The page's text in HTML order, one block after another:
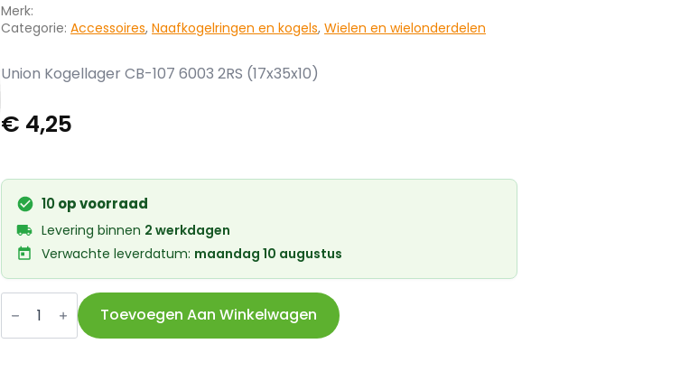
Merk:
Categorie: Accessoires, Naafkogelringen en kogels, Wielen en wielonderdelen
Union Kogellager CB-107 6003 2RS (17x35x10)
€ 4,25
10op voorraad
Levering binnen 2 werkdagen
Verwachte leverdatum: maandag 10 augustus
Union
Kogellager
107
Toevoegen Aan Winkelwagen